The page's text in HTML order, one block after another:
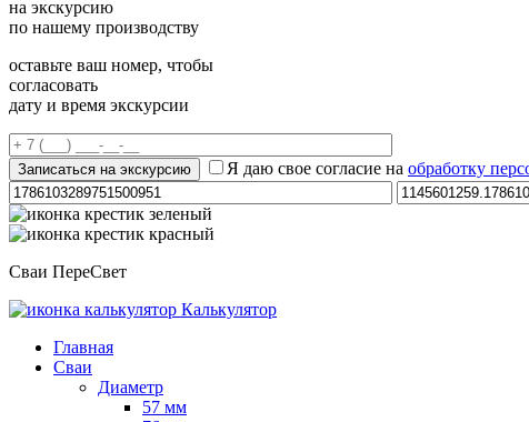
на экскурсию
по нашему производству
оставьте ваш номер, чтобы
согласовать
дату и время экскурсии
Я даю свое согласие на обработку
Сваи ПереСвет
Калькулятор
Главная
Сваи
Диаметр
57 мм